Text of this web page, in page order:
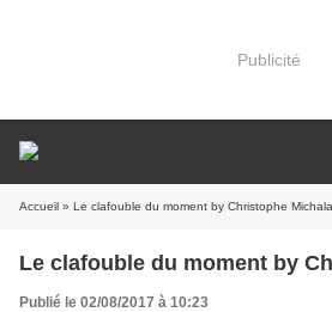
Publicité
Accueil » Le clafouble du moment by Christophe
Le clafouble du moment by
Publié le 02/08/2017 à 10:23